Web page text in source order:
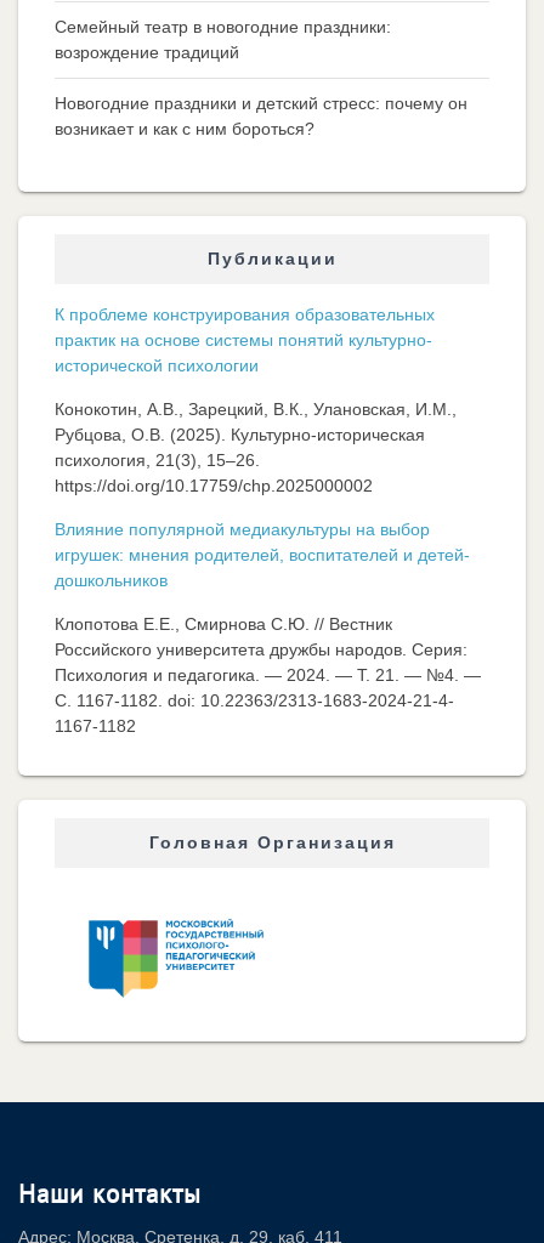
Семейный театр в новогодние праздники:
возрождение традиций
Новогодние праздники и детский стресс: почему он
возникает и как с ним бороться?
Публикации
К проблеме конструирования образовательных
практик на основе системы понятий культурно-
исторической психологии
Конокотин, А.В., Зарецкий, В.К., Улановская, И.М.,
Рубцова, О.В. (2025). Культурно-историческая
психология, 21(3), 15–26.
https://doi.org/10.17759/chp.2025000002
Влияние популярной медиакультуры на выбор
игрушек: мнения родителей, воспитателей и детей-
дошкольников
Клопотова Е.Е., Смирнова С.Ю. // Вестник
Российского университета дружбы народов. Серия:
Психология и педагогика. — 2024. — Т. 21. — №4. —
C. 1167-1182. doi: 10.22363/2313-1683-2024-21-4-
1167-1182
Головная Организация
Наши контакты
Адрес: Москва, Сретенка, д. 29, каб. 411